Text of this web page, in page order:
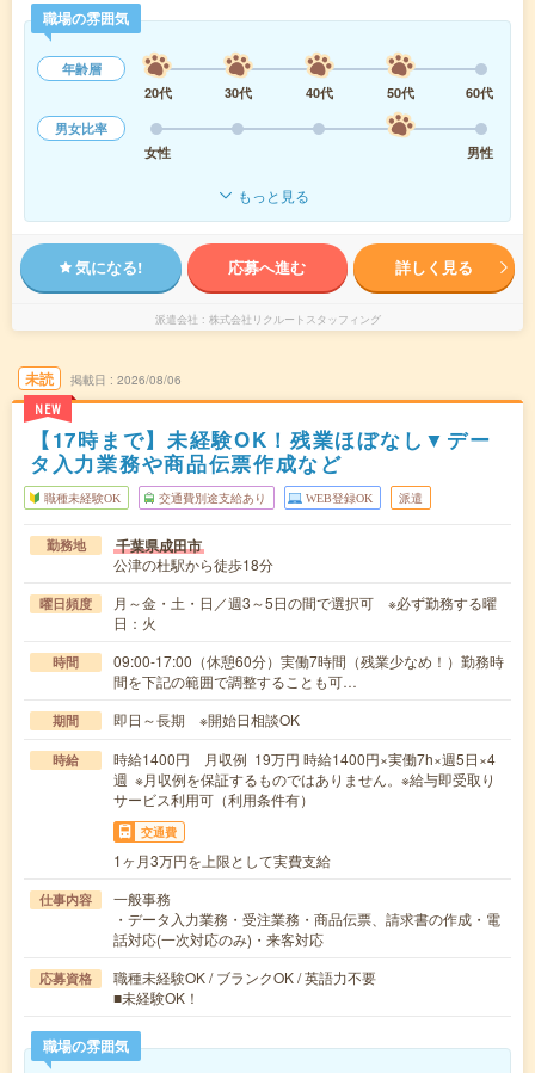
職場の雰囲気
年齢層
20代
30代 40代 50代
60代
男女比率
女性
男性
もっと見る
気になる! 応募へ進む 詳しく見る
派遣会社 株式会社リクルートスタッフィング
未読
NEW
掲載日 2026/08/06
【17時まで】未経験OK！残業ほぼなし▼デー
タ入力業務や商品伝票作成など
職種未経験OK 交通費別途支給あり WEB登録OK 派遣
勤務地 千葉県成田市
公津の杜駅から徒歩18分
曜日頻度
月～金・土・日／週3～5日の間で選択可 ※必ず勤務する曜
日：火
時間
09:00-17:00（休憩60分）実働7時間（残業少なめ！）勤務時
間を下記の範囲で調整することも可…
期間 即日～長期 ※開始日相談OK
時給
時給1400円 月収例 19万円 時給1400円×実働7h×週5日×4
週 ※月収例を保証するものではありません。※給与即受取り
サービス利用可（利用条件有）
交通費
1ヶ月3万円を上限として実費支給
仕事内容
一般事務
・データ入力業務・受注業務・商品伝票、請求書の作成・電
話対応(一次対応のみ)・来客対応
応募資格
職種未経験OK / ブランクOK / 英語力不要
■未経験OK！
職場の雰囲気